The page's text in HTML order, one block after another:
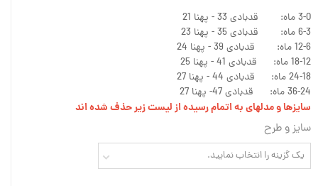
3-0 ماه: قدبادی 33 - پهنا 21
6-3 ماه: قدبادی 35 - پهنا 23
12-6 ماه: قدبادی 39 - پهنا 24
18-12 ماه: قدبادی 41 - پهنا 25
24-18 ماه: قدبادی 44 - پهنا 27
36-24 ماه: قدبادی 47- پهنا 27
سایزها و مدلهای به اتمام رسیده از لیست زیر حذف شده اند
سایز و طرح
یک گزینه را انتخاب نمایید.